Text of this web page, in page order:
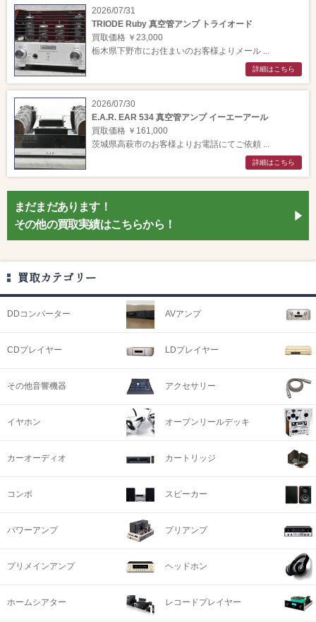
2026/07/31
TRIODE Ruby 真空管アンプ トライオード
買取価格 ￥23,000
栃木県下野市にお住まいのお客様よりメール ...
詳細はこちら
2026/07/30
E.A.R. EAR 534 真空管アンプ イーエーアール
買取価格 ￥161,000
茨城県高萩市のお客様よりお電話にてご依頼 ...
詳細はこちら
まだまだあります！
その他の買取実績はこちらから！
買取カテゴリー
DDコンバーター AVアンプ
CDプレイヤー LDプレイヤー
その他音響機器 アクセサリー
イヤホン オープンリールデッキ
カーオーディオ カートリッジ
コンポ スピーカー
パワーアンプ プリアンプ
プリメインアンプ ヘッドホン
ホームシアター レコードプレイヤー